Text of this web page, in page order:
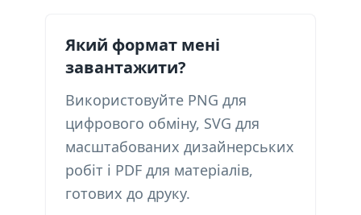
Який формат мені
завантажити?
Використовуйте PNG для
цифрового обміну, SVG для
масштабованих дизайнерських
робіт і PDF для матеріалів,
готових до друку.